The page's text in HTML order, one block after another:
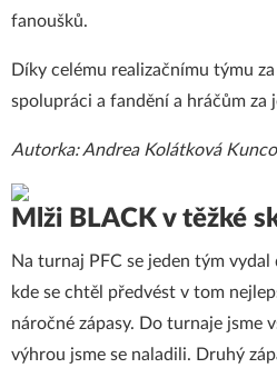
fanoušků.
Díky celému realizačnímu týmu
spolupráci a fandění a hráčům za
Autorka: Andrea Kolátková
Mlži BLACK v těžké
Na turnaj PFC se jeden tým
kde se chtěl předvést v tom
náročné zápasy. Do turnaje jsme
výhrou jsme se naladili. Druhý